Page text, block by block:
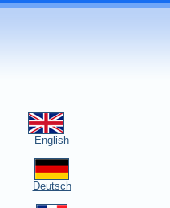
English
Deutsch